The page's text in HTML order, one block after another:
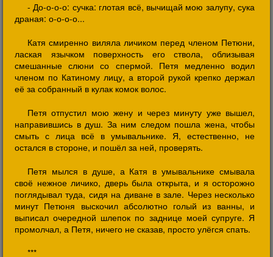
- До-о-о-о: сучка: глотая всё, вычищай мою залупу, сука
драная: о-о-о-о...
Катя смиренно виляла личиком перед членом Петюни,
лаская язычком поверхность его ствола, облизывая
смешанные слюни со спермой. Петя медленно водил
членом по Катиному лицу, а второй рукой крепко держал
её за собранный в кулак комок волос.
Петя отпустил мою жену и через минуту уже вышел,
направившись в душ. За ним следом пошла жена, чтобы
смыть с лица всё в умывальнике. Я, естественно, не
остался в стороне, и пошёл за ней, проверять.
Петя мылся в душе, а Катя в умывальнике смывала
своё нежное личико, дверь была открыта, и я осторожно
поглядывал туда, сидя на диване в зале. Через несколько
минут Петюня выскочил абсолютно голый из ванны, и
выписал очередной шлепок по заднице моей супруге. Я
промолчал, а Петя, ничего не сказав, просто улёгся спать.
***